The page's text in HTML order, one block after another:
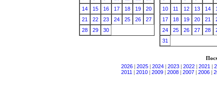
14
15 16 17 18 19
20
21
22 23 24 25 26
27
28
29 30
10
11 12 13 14
17
18 19 20 21
24
25 26 27 28
31
2026
2025 2024 2023 2022 2021
2011
2010 2009 2008 2007 2006